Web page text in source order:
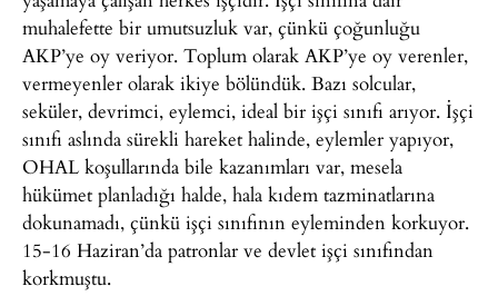
muhalefette bir umutsuzluk var, çünkü çoğunluğu
AKP’ye oy veriyor. Toplum olarak AKP’ye oy verenler,
vermeyenler olarak ikiye bölündük. Bazı solcular,
seküler, devrimci, eylemci, ideal bir işçi sınıfı arıyor. İşçi
sınıfı aslında sürekli hareket halinde, eylemler yapıyor,
OHAL koşullarında bile kazanımları var, mesela
hükümet planladığı halde, hala kıdem tazminatlarına
dokunamadı, çünkü işçi sınıfının eyleminden korkuyor.
15-16 Haziran’da patronlar ve devlet işçi sınıfından
korkmuştu.